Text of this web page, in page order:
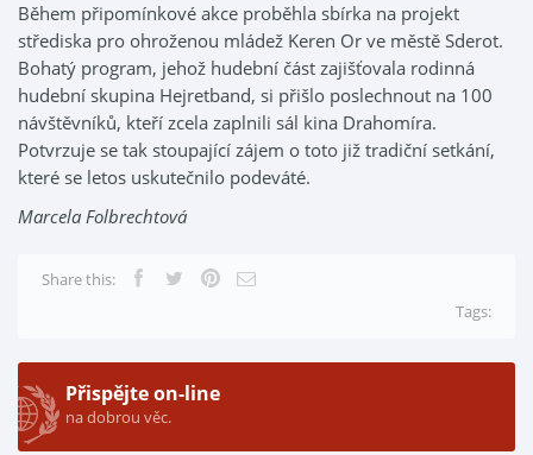
Během připomínkové akce proběhla sbírka na projekt
střediska pro ohroženou mládež Keren Or ve městě Sderot.
Bohatý program, jehož hudební část zajišťovala rodinná
hudební skupina Hejretband, si přišlo poslechnout na 100
návštěvníků, kteří zcela zaplnili sál kina Drahomíra.
Potvrzuje se tak stoupající zájem o toto již tradiční setkání,
které se letos uskutečnilo podeváté.
Marcela Folbrechtová
Share this:
Tags:
Přispějte on-line
na dobrou věc.